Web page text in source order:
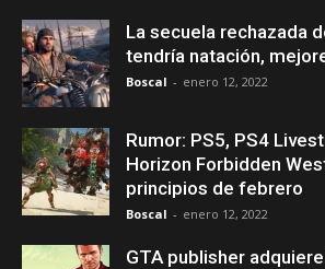
La secuela rechazada
tendría natación,
Boscal - enero 12, 2022
Rumor: PS5, PS4
Horizon Forbidden
principios de febrero
Boscal - enero 12, 2022
GTA publisher